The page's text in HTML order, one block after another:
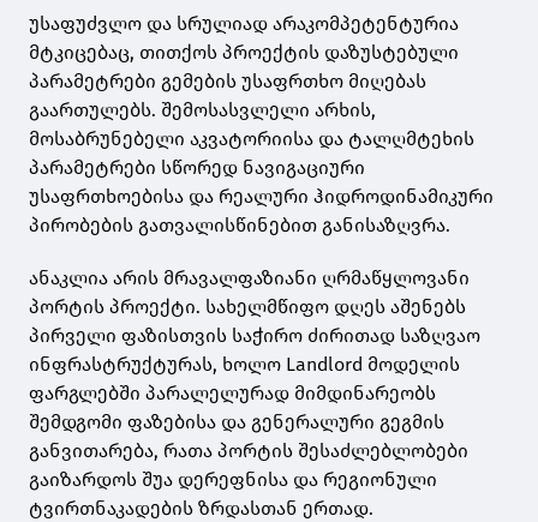
უსაფუძვლო და სრულიად არაკომპეტენტურია
მტკიცებაც, თითქოს პროექტის დაზუსტებული
პარამეტრები გემების უსაფრთხო მიღებას
გაართულებს. შემოსასვლელი არხის,
მოსაბრუნებელი აკვატორიისა და ტალღმტეხის
პარამეტრები სწორედ ნავიგაციური
უსაფრთხოებისა და რეალური ჰიდროდინამიკური
პირობების გათვალისწინებით განისაზღვრა.
ანაკლია არის მრავალფაზიანი ღრმაწყლოვანი
პორტის პროექტი. სახელმწიფო დღეს აშენებს
პირველი ფაზისთვის საჭირო ძირითად საზღვაო
ინფრასტრუქტურას, ხოლო Landlord მოდელის
ფარგლებში პარალელურად მიმდინარეობს
შემდგომი ფაზებისა და გენერალური გეგმის
განვითარება, რათა პორტის შესაძლებლობები
გაიზარდოს შუა დერეფნისა და რეგიონული
ტვირთნაკადების ზრდასთან ერთად.